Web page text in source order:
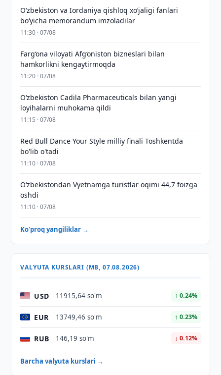
Oʻzbekiston va Iordaniya qishloq xoʻjaligi fanlari
boʻyicha memorandum imzoladilar
11:30 · 07/08
Farg‘ona viloyati Afg‘oniston bizneslari bilan
hamkorlikni kengaytirmoqda
11:20 · 07/08
Oʻzbekiston Cadila Pharmaceuticals bilan yangi
loyihalarni muhokama qildi
11:15 · 07/08
Red Bull Dance Your Style milliy finali Toshkentda
bo'lib o'tadi
11:10 · 07/08
O‘zbekistondan Vyetnamga turistlar oqimi 44,7 foizga
oshdi
11:10 · 07/08
Ko'proq yangiliklar →
VALYUTA KURSLARI (MB, 07.08.2026)
USD 11915,64 so'm ↑ 0.24%
EUR 13749,46 so'm ↑ 0.23%
RUB 146,19 so'm ↓ 0.12%
Barcha valyuta kurslari →